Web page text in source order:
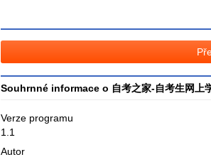
Souhrnné informace o 自考之家-自考生网上
Verze programu
1.1
Autor